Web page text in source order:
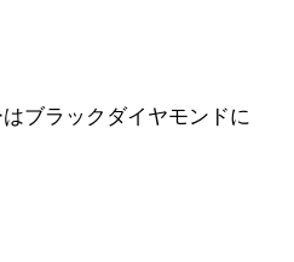
ブラックダイヤモンドに